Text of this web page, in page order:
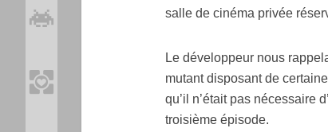
salle de cinéma privée
Le développeur nous
mutant disposant de
qu’il n’était pas nécessaire
troisième épisode.